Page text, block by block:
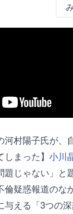
村陽子氏が、
まった】 小川
じゃない」と
倫疑惑報道のな
与える「3つの